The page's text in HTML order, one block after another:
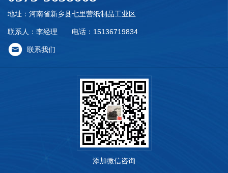
地址：河南省新乡县七里营纸制品工业区
联系人：李经理 电话：15136719834
联系我们
添加微信咨询